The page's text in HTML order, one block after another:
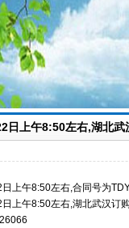
日上午8:50左右,湖北
上午8:50左右,合同号为
上午8:50左右,湖北武汉订